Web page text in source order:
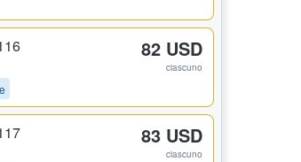
82 USD
ciascuno
83 USD
ciascuno